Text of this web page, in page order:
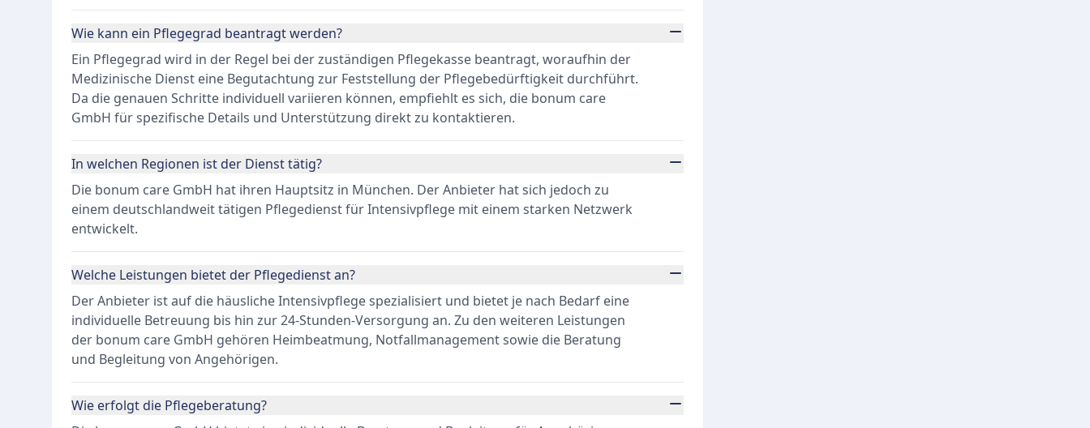
Wie kann ein Pflegegrad beantragt werden?
Ein Pflegegrad wird in der Regel bei der zuständigen Pflegekasse beantragt, woraufhin der
Medizinische Dienst eine Begutachtung zur Feststellung der Pflegebedürftigkeit durchführt.
Da die genauen Schritte individuell variieren können, empfiehlt es sich, die bonum care
GmbH für spezifische Details und Unterstützung direkt zu kontaktieren.
In welchen Regionen ist der Dienst tätig?
Die bonum care GmbH hat ihren Hauptsitz in München. Der Anbieter hat sich jedoch zu
einem deutschlandweit tätigen Pflegedienst für Intensivpflege mit einem starken Netzwerk
entwickelt.
Welche Leistungen bietet der Pflegedienst an?
Der Anbieter ist auf die häusliche Intensivpflege spezialisiert und bietet je nach Bedarf eine
individuelle Betreuung bis hin zur 24-Stunden-Versorgung an. Zu den weiteren Leistungen
der bonum care GmbH gehören Heimbeatmung, Notfallmanagement sowie die Beratung
und Begleitung von Angehörigen.
Wie erfolgt die Pflegeberatung?